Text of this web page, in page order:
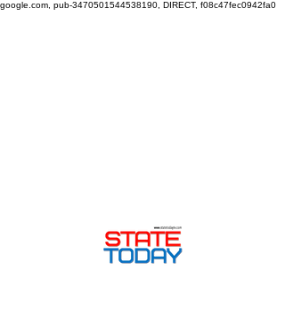
google.com, pub-3470501544538190, DIRECT, f08c47fec0942fa0